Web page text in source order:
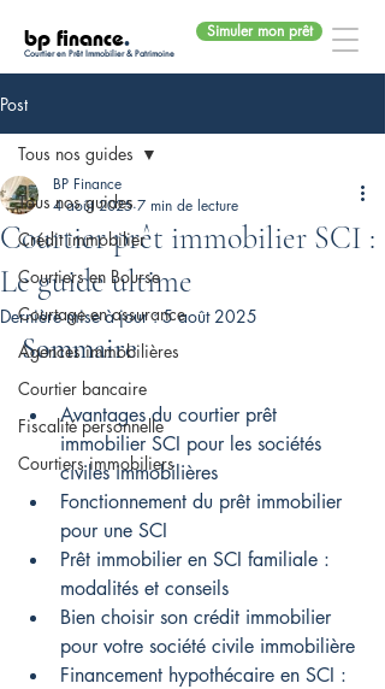
bp finance.
Courtier en Prêt Immobilier & Patrimoine
Simuler mon prêt
Post
Tous nos guides
Crédit immobilier
Courtiers en Bourse
Courtage en assurance
Agences immobilières
Courtier bancaire
Fiscalité personnelle
Courtiers immobiliers
Tous nos guides
Courtier prêt immobilier SCI :
Le guide ultime
BP Finance
4 août 2025 7 min de lecture
Dernière mise à jour :5 août 2025
Sommaire
Avantages du courtier prêt
immobilier SCI pour les sociétés
civiles immobilières
Fonctionnement du prêt immobilier
pour une SCI
Prêt immobilier en SCI familiale :
modalités et conseils
Bien choisir son crédit immobilier
pour votre société civile immobilière
Financement hypothécaire en SCI :